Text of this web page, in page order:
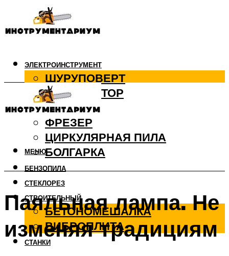
ЭЛЕКТРОИНСТРУМЕНТ
ШУРУПОВЕРТ
ПЕРФОРАТОР
ДРЕЛЬ
ФРЕЗЕР
ЦИРКУЛЯРНАЯ ПИЛА
БОЛГАРКА
БЕНЗОПИЛА
СТЕКЛОРЕЗ
СТРОИТЕЛЬНЫЙ
БЕТОНОМЕШАЛКА
ВИБРОПЛИТА
СТАНКИ
МЕНЮ
Паяльная лампа. Не
изменяя традициям